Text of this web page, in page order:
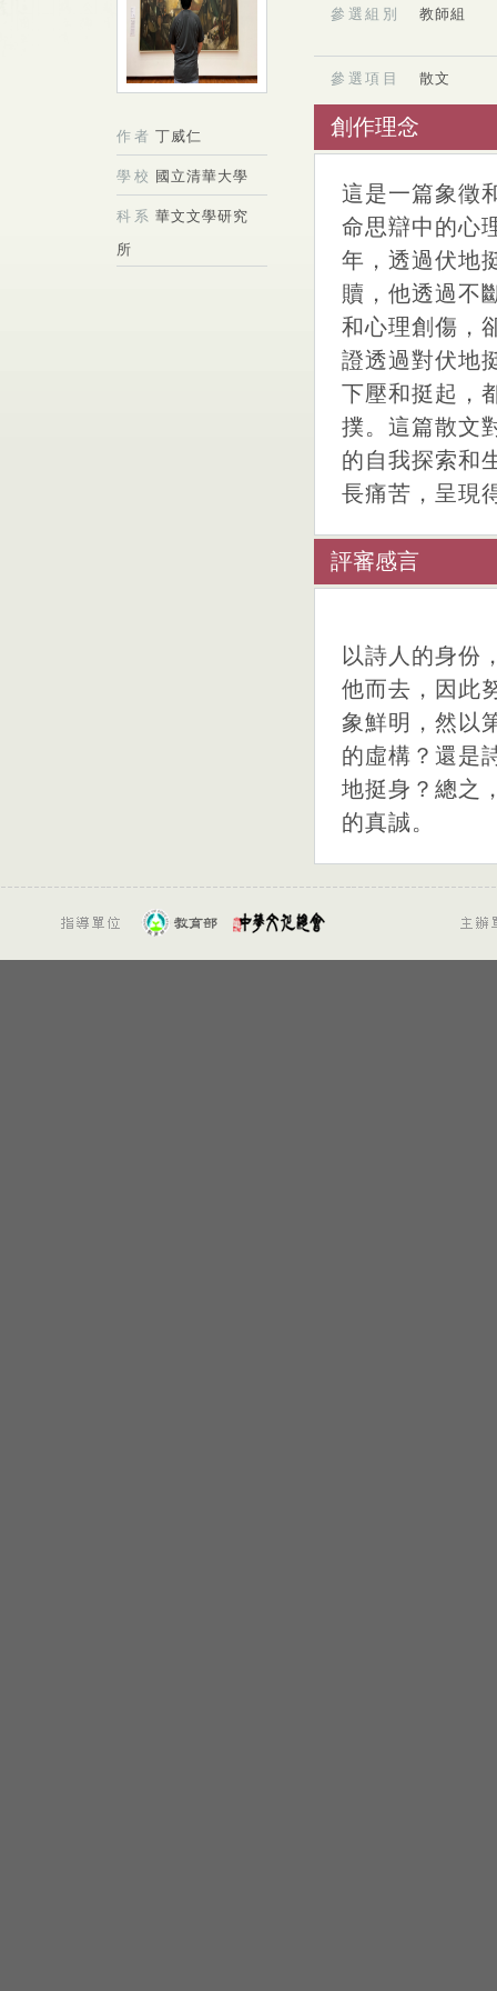
作者 丁威仁
學校 國立清華大學
科系 華文文學研究
所
參選組別 教師組
參選項目 散文
創作理念
這是一篇象徵
命思辯中的心
年，透過伏地
贖，他透過不
和心理創傷，
證透過對伏地
下壓和挺起，
撲。這篇散文
的自我探索和
長痛苦，呈現
評審感言
以詩人的身份
他而去，因此
象鮮明，然以
的虛構？還是
地挺身？總之
的真誠。